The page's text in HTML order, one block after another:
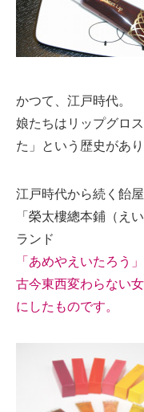
かつて、江戸時代。
娘たちはリップグロ
た」という歴史があり
江戸時代から続く飴
「榮太樓總本鋪（え
ランド
「あめやえいたろう
古今東西変わらない
にしたものです。